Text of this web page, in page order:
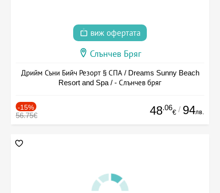
виж офертата
Слънчев Бряг
Дрийм Съни Бийч Резорт § СПА / Dreams Sunny Beach
Resort and Spa / - Слънчев бряг
-15%
56.75€ 48.06
€ / 94лв.